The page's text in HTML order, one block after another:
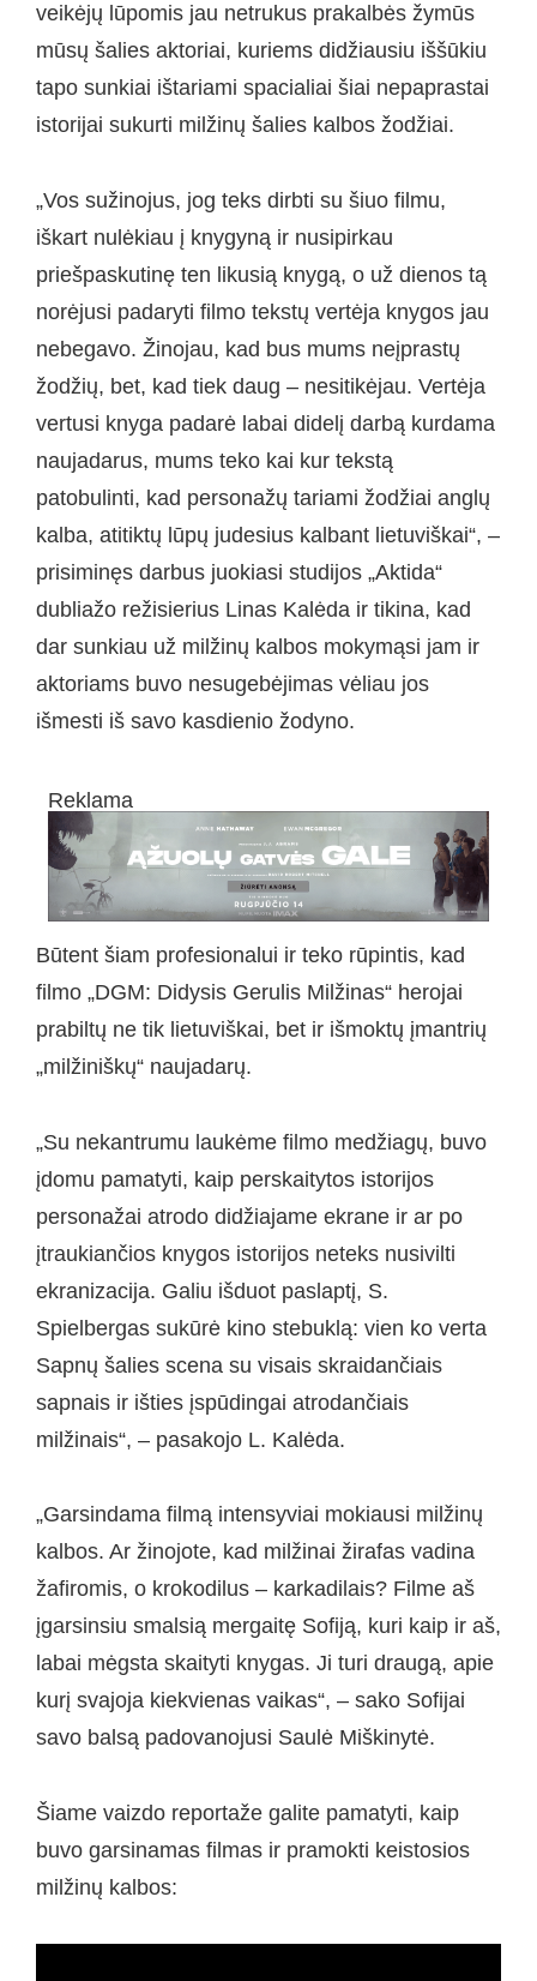
veikėjų lūpomis jau netrukus prakalbės žymūs
mūsų šalies aktoriai, kuriems didžiausiu iššūkiu
tapo sunkiai ištariami spacialiai šiai nepaprastai
istorijai sukurti milžinų šalies kalbos žodžiai.
„Vos sužinojus, jog teks dirbti su šiuo filmu,
iškart nulėkiau į knygyną ir nusipirkau
priešpaskutinę ten likusią knygą, o už dienos tą
norėjusi padaryti filmo tekstų vertėja knygos jau
nebegavo. Žinojau, kad bus mums neįprastų
žodžių, bet, kad tiek daug – nesitikėjau. Vertėja
vertusi knyga padarė labai didelį darbą kurdama
naujadarus, mums teko kai kur tekstą
patobulinti, kad personažų tariami žodžiai anglų
kalba, atitiktų lūpų judesius kalbant lietuviškai“, –
prisiminęs darbus juokiasi studijos „Aktida“
dubliažo režisierius Linas Kalėda ir tikina, kad
dar sunkiau už milžinų kalbos mokymąsi jam ir
aktoriams buvo nesugebėjimas vėliau jos
išmesti iš savo kasdienio žodyno.
Reklama
Būtent šiam profesionalui ir teko rūpintis, kad
filmo „DGM: Didysis Gerulis Milžinas“ herojai
prabiltų ne tik lietuviškai, bet ir išmoktų įmantrių
„milžiniškų“ naujadarų.
„Su nekantrumu laukėme filmo medžiagų, buvo
įdomu pamatyti, kaip perskaitytos istorijos
personažai atrodo didžiajame ekrane ir ar po
įtraukiančios knygos istorijos neteks nusivilti
ekranizacija. Galiu išduot paslaptį, S.
Spielbergas sukūrė kino stebuklą: vien ko verta
Sapnų šalies scena su visais skraidančiais
sapnais ir išties įspūdingai atrodančiais
milžinais“, – pasakojo L. Kalėda.
„Garsindama filmą intensyviai mokiausi milžinų
kalbos. Ar žinojote, kad milžinai žirafas vadina
žafiromis, o krokodilus – karkadilais? Filme aš
įgarsinsiu smalsią mergaitę Sofiją, kuri kaip ir aš,
labai mėgsta skaityti knygas. Ji turi draugą, apie
kurį svajoja kiekvienas vaikas“, – sako Sofijai
savo balsą padovanojusi Saulė Miškinytė.
Šiame vaizdo reportaže galite pamatyti, kaip
buvo garsinamas filmas ir pramokti keistosios
milžinų kalbos: